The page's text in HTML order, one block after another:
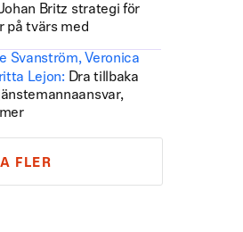
Johan Britz strategi för
på tvärs med
Svanström, Veronica
Lejon: Dra tillbaka
FLER